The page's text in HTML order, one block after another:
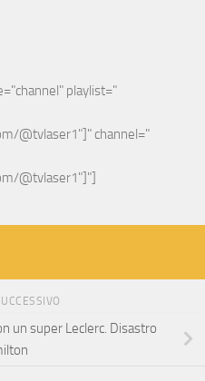
playlist="
@tvlaser1"]" channel="
@tvlaser1"]"]
un super Leclerc. Disastro